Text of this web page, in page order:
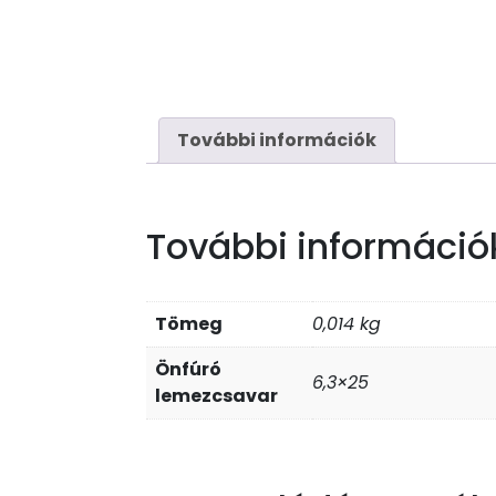
További információk
További
Tömeg
0,014 kg
Önfúró
lemezcsavar
6,3×25